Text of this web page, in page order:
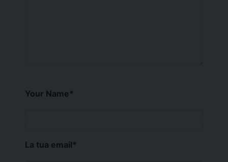
Your Name*
La tua email*